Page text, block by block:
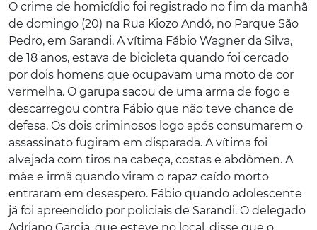
O crime de homicídio foi registrado no fim da manhã
de domingo (20) na Rua Kiozo Andó, no Parque São
Pedro, em Sarandi. A vítima Fábio Wagner da Silva,
de 18 anos, estava de bicicleta quando foi cercado
por dois homens que ocupavam uma moto de cor
vermelha. O garupa sacou de uma arma de fogo e
descarregou contra Fábio que não teve chance de
defesa. Os dois criminosos logo após consumarem o
assassinato fugiram em disparada. A vítima foi
alvejada com tiros na cabeça, costas e abdômen. A
mãe e irmã quando viram o rapaz caído morto
entraram em desespero. Fábio quando adolescente
já foi apreendido por policiais de Sarandi. O delegado